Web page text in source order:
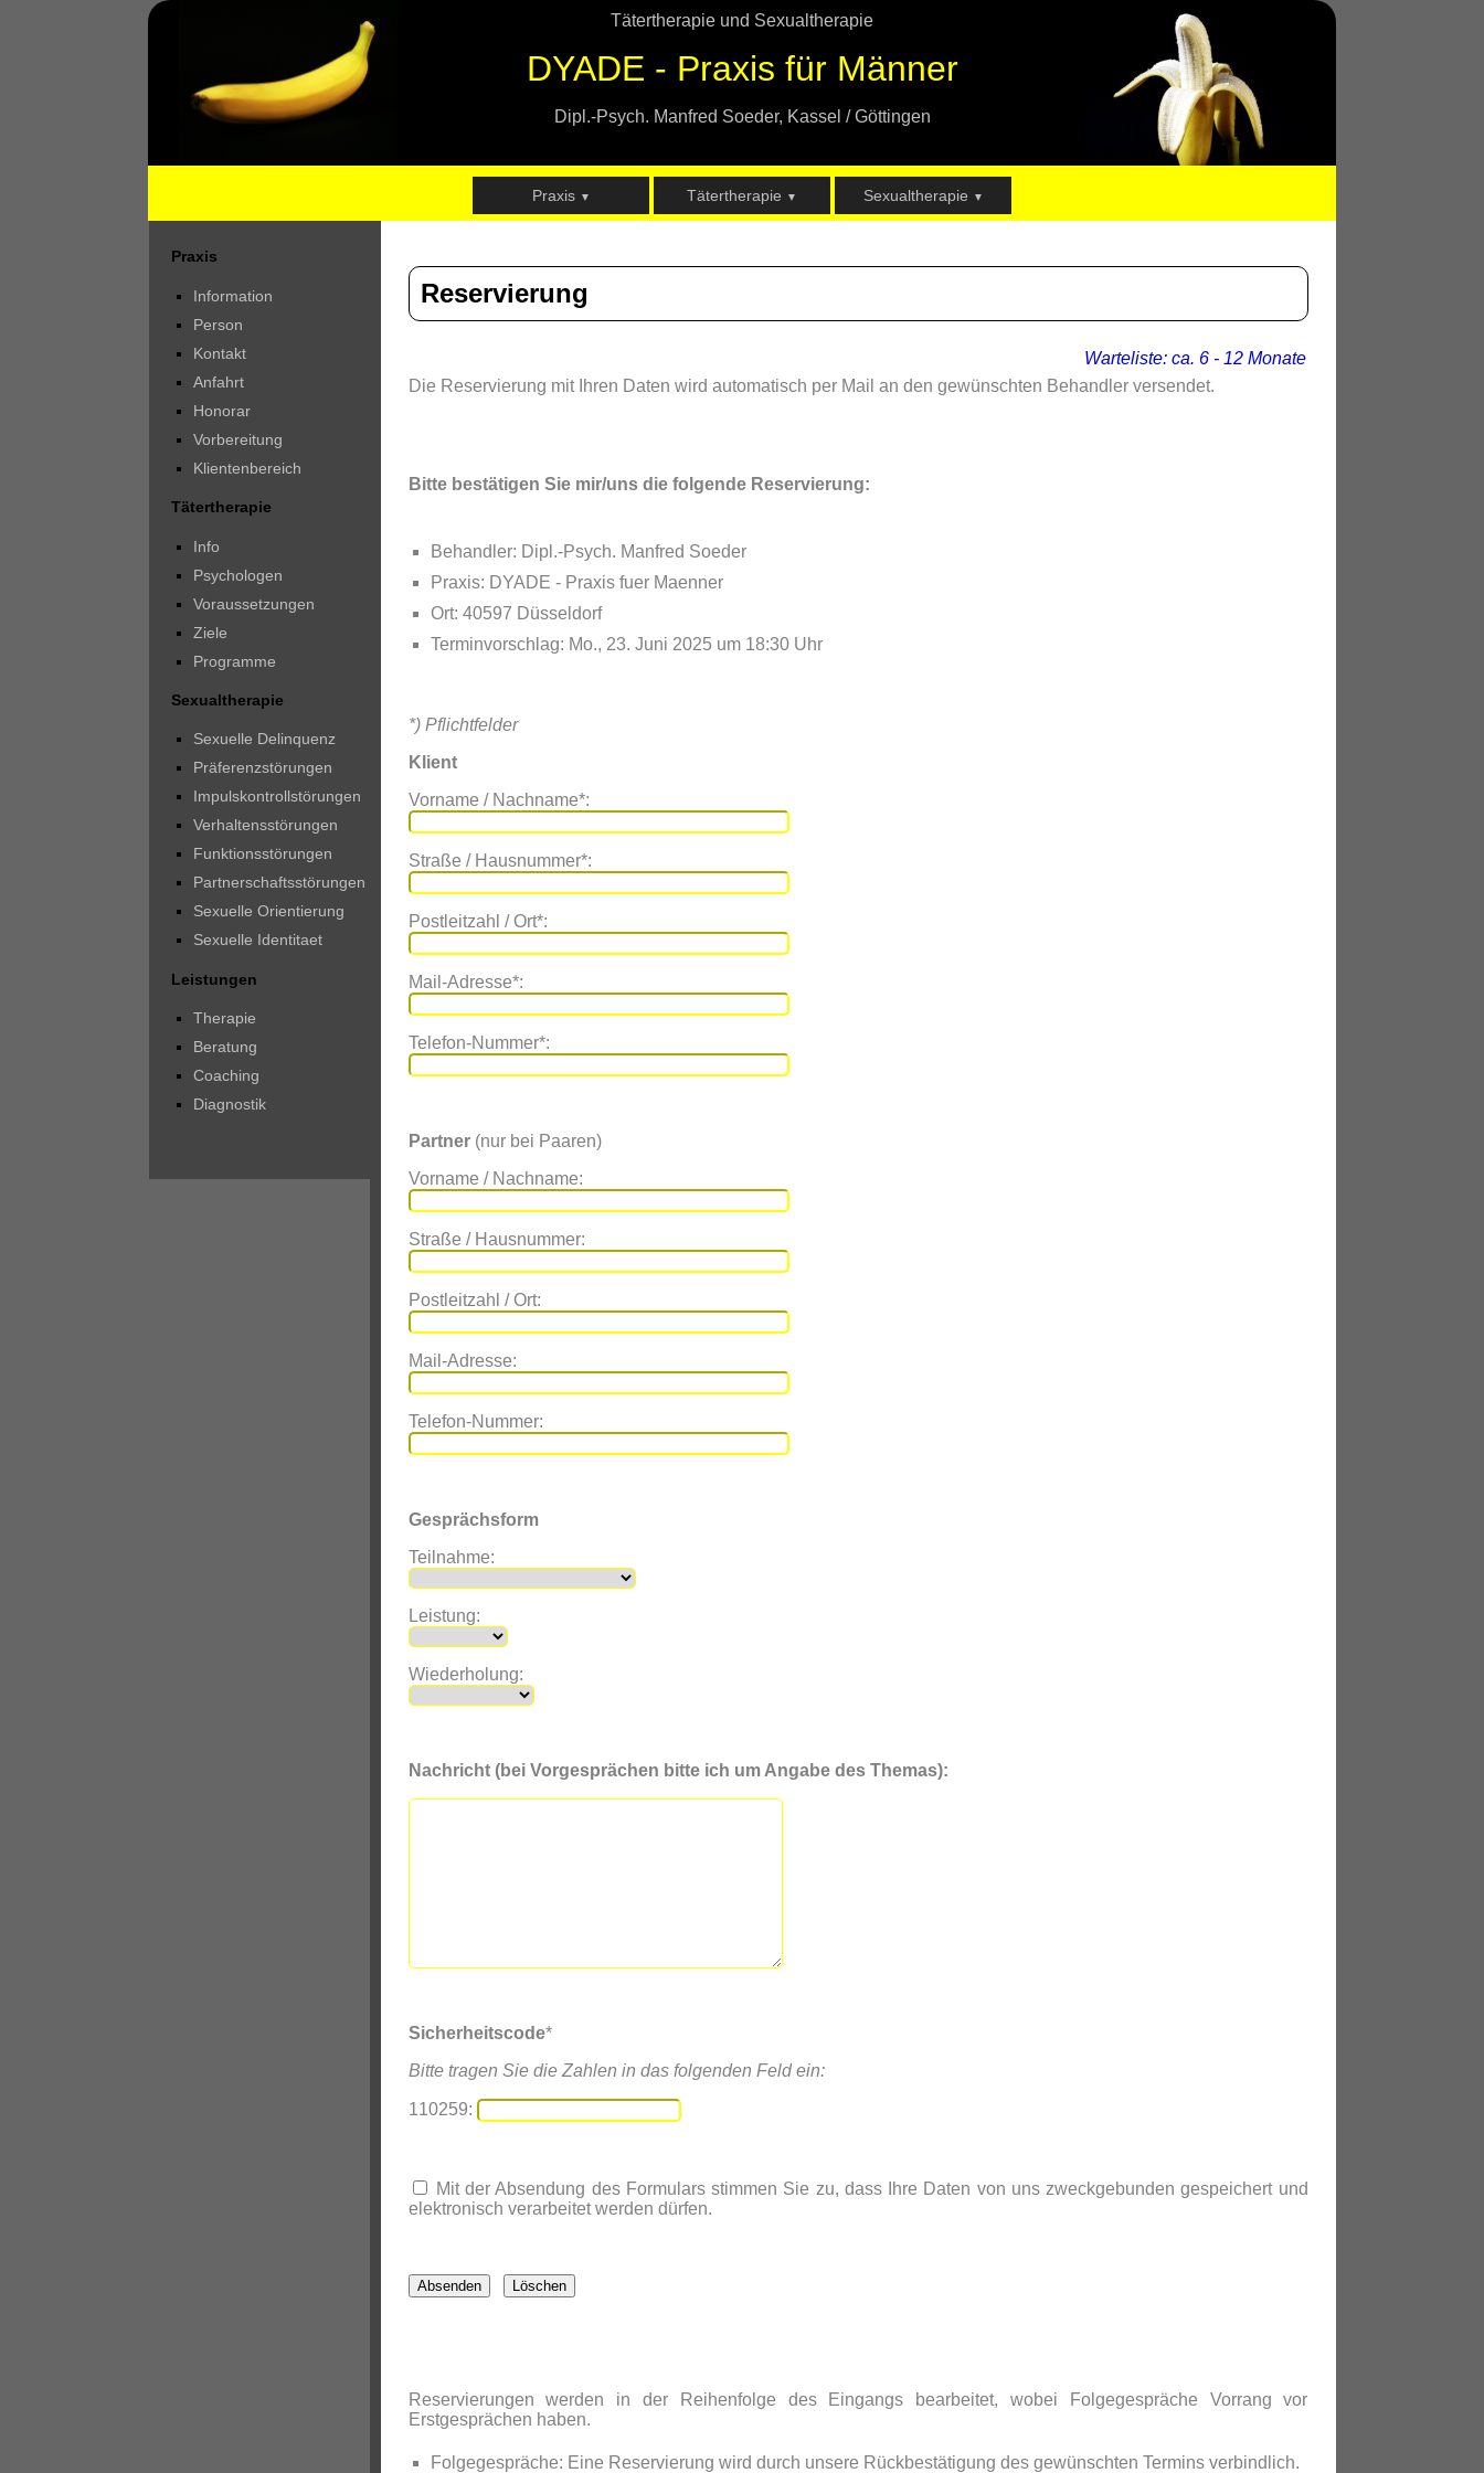
Tätertherapie und Sexualtherapie
DYADE - Praxis für Männer
Dipl.-Psych. Manfred Soeder, Kassel / Göttingen
Warteliste: ca. 6 - 12 Monate
Praxis ▼ Tätertherapie ▼ Sexualtherapie ▼
Praxis
Information
Person
Kontakt
Anfahrt
Honorar
Vorbereitung
Klientenbereich
Tätertherapie
Info
Psychologen
Voraussetzungen
Ziele
Programme
Sexualtherapie
Sexuelle Delinquenz
Präferenzstörungen
Impulskontrollstörungen
Verhaltensstörungen
Funktionsstörungen
Partnerschaftsstörungen
Sexuelle Orientierung
Sexuelle Identitaet
Leistungen
Therapie
Beratung
Coaching
Diagnostik
Reservierung
Die Reservierung mit Ihren Daten wird automatisch per Mail an den gewünschten Behandler versendet.
Bitte bestätigen Sie mir/uns die folgende Reservierung:
Behandler: Dipl.-Psych. Manfred Soeder
Praxis: DYADE - Praxis fuer Maenner
Ort: 40597 Düsseldorf
Terminvorschlag: Mo., 23. Juni 2025 um 18:30 Uhr
*) Pflichtfelder
Klient
Vorname / Nachname*:
Straße / Hausnummer*:
Postleitzahl / Ort*:
Mail-Adresse*:
Telefon-Nummer*:
Partner(nur bei Paaren)
Vorname / Nachname:
Straße / Hausnummer:
Postleitzahl / Ort:
Mail-Adresse:
Telefon-Nummer:
Gesprächsform
Teilnahme:
Leistung:
Wiederholung:
Nachricht (bei Vorgesprächen bitte ich um Angabe des Themas):
Sicherheitscode*
Bitte tragen Sie die Zahlen in das folgenden Feld ein:
110259:
Mit der Absendung des Formulars stimmen Sie zu, dass Ihre Daten von uns zweckgebunden gespeichert und
elektronisch verarbeitet werden dürfen.
Reservierungen werden in der Reihenfolge des Eingangs bearbeitet, wobei Folgegespräche Vorrang vor
Erstgesprächen haben.
Folgegespräche: Eine Reservierung wird durch unsere Rückbestätigung des gewünschten Termins verbindlich.